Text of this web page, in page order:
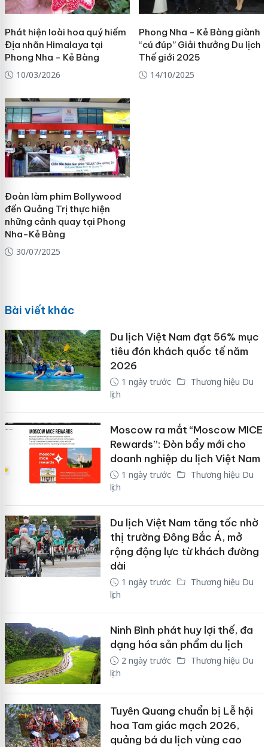
Phát hiện loài hoa quý hiếm
Địa nhãn Himalaya tại
Phong Nha - Kẻ Bàng
10/03/2026
Phong Nha - Kẻ Bàng giành
“cú đúp” Giải thưởng Du lịch
Thế giới 2025
14/10/2025
Đoàn làm phim Bollywood
đến Quảng Trị thực hiện
những cảnh quay tại Phong
Nha-Kẻ Bàng
30/07/2025
Bài viết khác
Du lịch Việt Nam đạt 56% mục
tiêu đón khách quốc tế năm
2026
1 ngày trước
Thương hiệu Du
lịch
Moscow ra mắt “Moscow MICE
Rewards”: Đòn bẩy mới cho
doanh nghiệp du lịch Việt Nam
1 ngày trước
Thương hiệu Du
lịch
Du lịch Việt Nam tăng tốc nhờ
thị trường Đông Bắc Á, mở
rộng động lực từ khách đường
dài
1 ngày trước
Thương hiệu Du
lịch
Ninh Bình phát huy lợi thế, đa
dạng hóa sản phẩm du lịch
2 ngày trước
Thương hiệu Du
lịch
Tuyên Quang chuẩn bị Lễ hội
hoa Tam giác mạch 2026,
quảng bá du lịch vùng cao